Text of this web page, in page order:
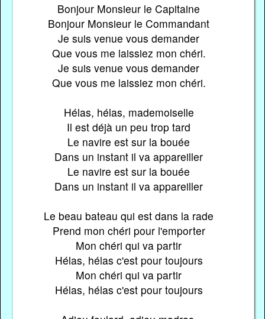
Bonjour Monsieur le Capitaine
Bonjour Monsieur le Commandant
Je suis venue vous demander
Que vous me laissiez mon chéri.
Je suis venue vous demander
Que vous me laissiez mon chéri.
Hélas, hélas, mademoiselle
Il est déjà un peu trop tard
Le navire est sur la bouée
Dans un instant il va appareiller
Le navire est sur la bouée
Dans un instant il va appareiller
Le beau bateau qui est dans la rade
Prend mon chéri pour l'emporter
Mon chéri qui va partir
Hélas, hélas c'est pour toujours
Mon chéri qui va partir
Hélas, hélas c'est pour toujours